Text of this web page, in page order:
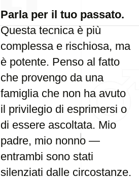
Parla per il tuo passato.
Questa tecnica è più
complessa e rischiosa, ma
è potente. Penso al fatto
che provengo da una
famiglia che non ha avuto
il privilegio di esprimersi o
di essere ascoltata. Mio
padre, mio nonno —
entrambi sono stati
silenziati dalle circostanze.